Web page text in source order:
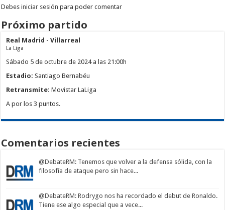
Debesiniciar sesión para poder comentar
Próximo partido
Real Madrid - Villarreal
La Liga
Sábado 5 de octubre de 2024 a las 21:00h
Estadio: Santiago Bernabéu
Retransmite: Movistar LaLiga
A por los 3 puntos.
Comentarios recientes
@DebateRM: Tenemos que volver a la defensa sólida, con la
filosofía de ataque pero sin hace...
@DebateRM: Rodrygo nos ha recordado el debut de Ronaldo.
Tiene ese algo especial que a vece...